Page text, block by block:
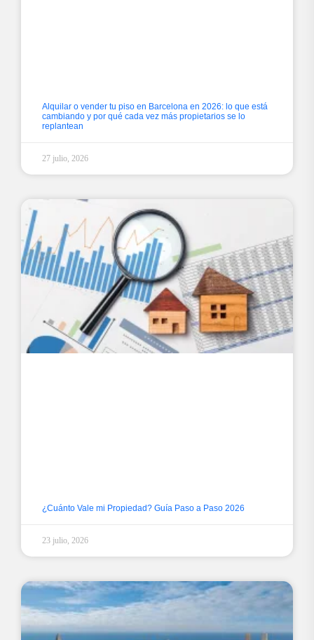
Alquilar o vender tu piso en Barcelona en 2026: lo que está
cambiando y por qué cada vez más propietarios se lo
replantean
27 julio, 2026
¿Cuánto Vale mi Propiedad? Guía Paso a Paso 2026
23 julio, 2026